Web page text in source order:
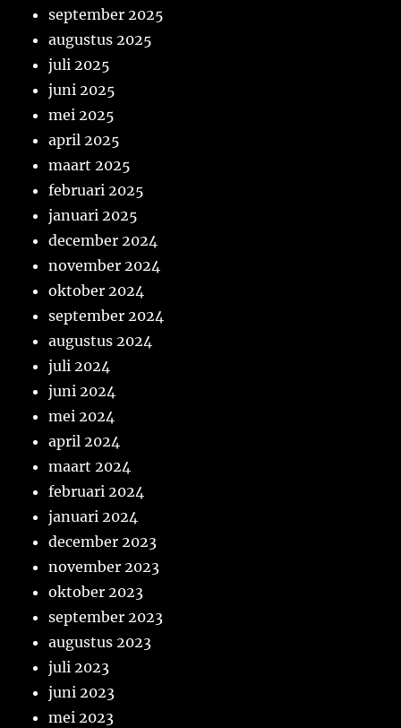
september 2025
augustus 2025
juli 2025
juni 2025
mei 2025
april 2025
maart 2025
februari 2025
januari 2025
december 2024
november 2024
oktober 2024
september 2024
augustus 2024
juli 2024
juni 2024
mei 2024
april 2024
maart 2024
februari 2024
januari 2024
december 2023
november 2023
oktober 2023
september 2023
augustus 2023
juli 2023
juni 2023
mei 2023